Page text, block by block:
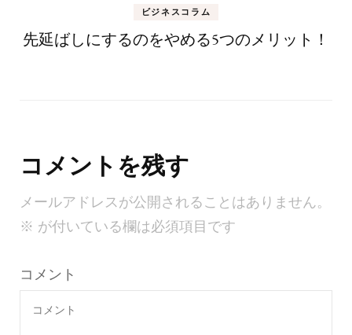
ビジネスコラム
先延ばしにするのをやめる5つのメリット！
コメントを残す
メールアドレスが公開されることはありません。
※ が付いている欄は必須項目です
コメント